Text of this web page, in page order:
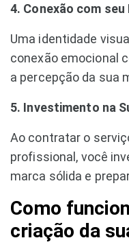
4. Conexão com seu
Uma identidade
conexão emocional
a percepção da sua
5. Investimento na
Ao contratar o
profissional, você
marca sólida e
Como
criação da